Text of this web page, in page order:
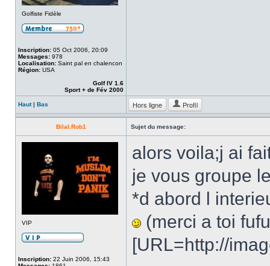
Golfiste Fidèle
Inscription: 05 Oct 2006, 20:09
Messages: 978
Localisation: Saint pal en chalencon
Région: USA
Golf IV 1.6
Sport + de Fév 2000
Haut| Bas Hors ligne Profil
Bilal.Rob1 Sujet du message:
VIP
Inscription: 22 Juin 2006, 15:43
alors voila;j ai
je vous groupe
*d abord l
(merci a toi
[URL=http://